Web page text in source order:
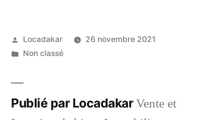
Publié
par
Locadakar
26 novembre 2021
Publié
Non classé
Publié par LocadakarVente et